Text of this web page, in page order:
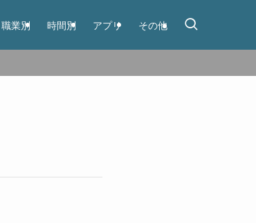
職業別 時間別 アプリ その他